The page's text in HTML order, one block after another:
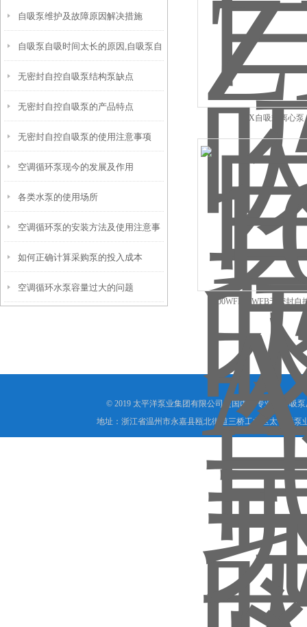
自吸泵维护及故障原因解决措施
自吸泵自吸时间太长的原因,自吸泵自
吸时间太长的解决办法
无密封自控自吸泵结构泵缺点
无密封自控自吸泵的产品特点
无密封自控自吸泵的使用注意事项
空调循环泵现今的发展及作用
各类水泵的使用场所
空调循环泵的安装方法及使用注意事
项
如何正确计算采购泵的投入成本
空调循环水泵容量过大的问题
ZX自吸式离心泵
100WFB-AWFB无密封自
© 2019 太平洋泵业集团有限公司是国内外专业的自吸
地址：浙江省温州市永嘉县瓯北街道三桥工业区太平洋泵